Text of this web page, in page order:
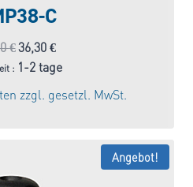
C
€Ursprünglicher
Preis
war:
42,70 €
36,30 €Aktueller
Preis
: 1-2 tage
zzgl. gesetzl. MwSt.
Angebot!